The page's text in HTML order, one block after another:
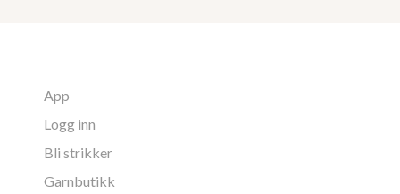
App
Logg inn
Bli strikker
Garnbutikk